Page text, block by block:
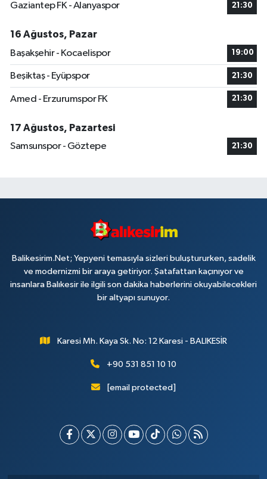
Gaziantep FK - Alanyaspor 21:30
16 Ağustos, Pazar
Başakşehir - Kocaelispor
19:00
Beşiktaş - Eyüpspor 21:30
Amed - Erzurumspor FK 21:30
17 Ağustos, Pazartesi
Samsunspor - Göztepe
21:30
Balikesirim.Net; Yepyeni temasıyla sizleri buluştururken, sadelik
ve modernizmi bir araya getiriyor. Şatafattan kaçınıyor ve
insanlara Balıkesir ile ilgili son dakika haberlerini okuyabilecekleri
bir altyapı sunuyor.
Karesi Mh. Kaya Sk. No: 12 Karesi - BALIKESİR
+90 531 851 10 10
[email protected]